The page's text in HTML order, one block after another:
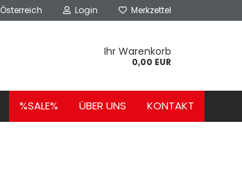
Österreich Login Merkzettel
Ihr Warenkorb
0,00 EUR
%SALE% ÜBER UNS KONTAKT